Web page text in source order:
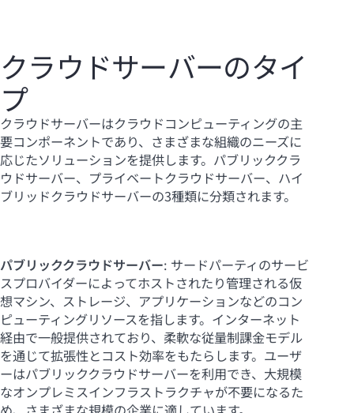
クラウドサーバーのタイ
プ
クラウドサーバーはクラウドコンピューティングの主
要コンポーネントであり、さまざまな組織のニーズに
応じたソリューションを提供します。パブリッククラ
ウドサーバー、プライベートクラウドサーバー、ハイ
ブリッドクラウドサーバーの3種類に分類されます。
パブリッククラウドサーバー: サードパーティのサービ
スプロバイダーによってホストされたり管理される仮
想マシン、ストレージ、アプリケーションなどのコン
ピューティングリソースを指します。インターネット
経由で一般提供されており、柔軟な従量制課金モデル
を通じて拡張性とコスト効率をもたらします。ユーザ
ーはパブリッククラウドサーバーを利用でき、大規模
なオンプレミスインフラストラクチャが不要になるた